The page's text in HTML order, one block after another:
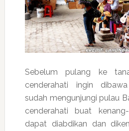
Sebelum pulang ke
cenderahati ingin
sudah mengunjungi pulau
cenderahati buat
dapat diabdikan dan